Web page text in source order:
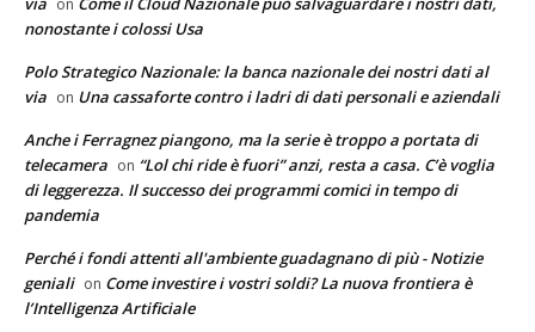
on
nonostante i colossi Usa
Polo Strategico Nazionale: la banca nazionale dei nostri dati al
via on Una cassaforte contro i ladri di dati personali e aziendali
Anche i Ferragnez piangono, ma la serie è troppo a portata di
telecamera on “Lol chi ride è fuori” anzi, resta a casa. C’è voglia
di leggerezza. Il successo dei programmi comici in tempo di
pandemia
Perché i fondi attenti all'ambiente guadagnano di più - Notizie
geniali on Come investire i vostri soldi? La nuova frontiera è
l’Intelligenza Artificiale